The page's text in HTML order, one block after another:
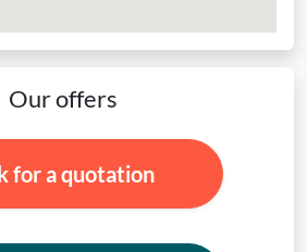
Our offers
for a quotation